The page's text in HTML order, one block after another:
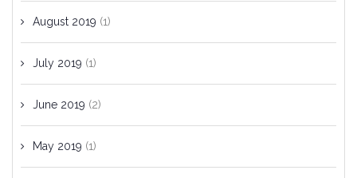
August 2019 (1)
July 2019 (1)
June 2019 (2)
May 2019 (1)